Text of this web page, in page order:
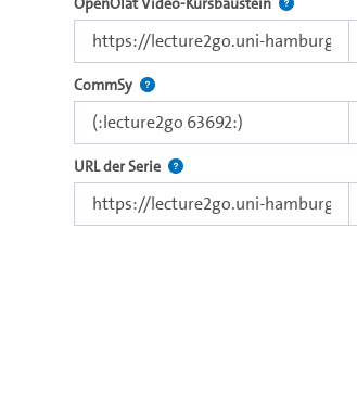
CommSy Nutzen Sie diesen Code, um das
URL der Serie Der Link zur Serie.